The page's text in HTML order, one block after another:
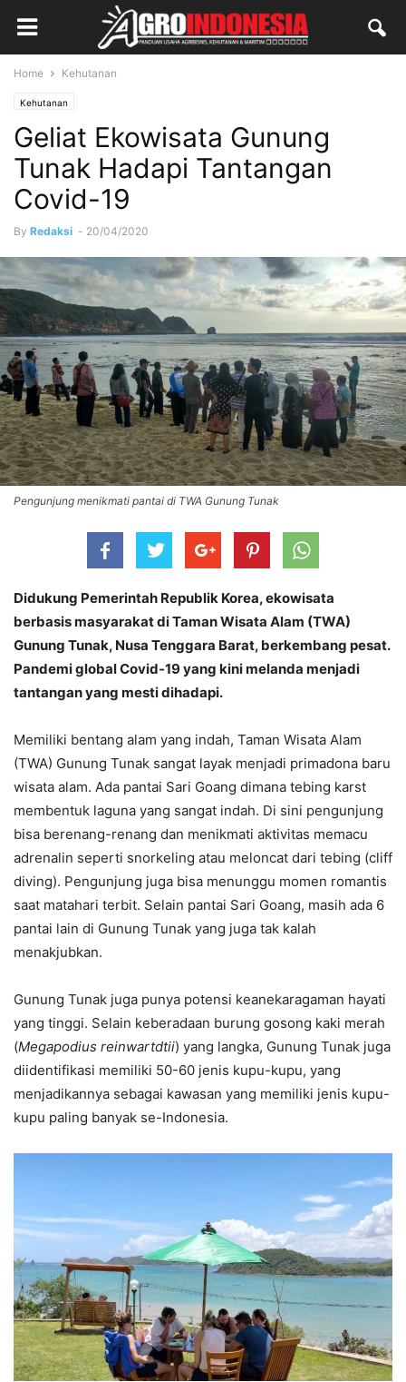
Home Kehutanan
Kehutanan
Geliat Ekowisata Gunung
Tunak Hadapi Tantangan
Covid-19
By Redaksi - 20/04/2020
Pengunjung menikmati pantai di TWA Gunung Tunak
Didukung Pemerintah Republik Korea, ekowisata
berbasis masyarakat di Taman Wisata Alam (TWA)
Gunung Tunak, Nusa Tenggara Barat, berkembang pesat.
Pandemi global Covid-19 yang kini melanda menjadi
tantangan yang mesti dihadapi.
Memiliki bentang alam yang indah, Taman Wisata Alam
(TWA) Gunung Tunak sangat layak menjadi primadona baru
wisata alam. Ada pantai Sari Goang dimana tebing karst
membentuk laguna yang sangat indah. Di sini pengunjung
bisa berenang-renang dan menikmati aktivitas memacu
adrenalin seperti snorkeling atau meloncat dari tebing (cliff
diving). Pengunjung juga bisa menunggu momen romantis
saat matahari terbit. Selain pantai Sari Goang, masih ada 6
pantai lain di Gunung Tunak yang juga tak kalah
menakjubkan.
Gunung Tunak juga punya potensi keanekaragaman hayati
yang tinggi. Selain keberadaan burung gosong kaki merah
(Megapodius reinwartdtii) yang langka, Gunung Tunak juga
diidentifikasi memiliki 50-60 jenis kupu-kupu, yang
menjadikannya sebagai kawasan yang memiliki jenis kupu-
kupu paling banyak se-Indonesia.